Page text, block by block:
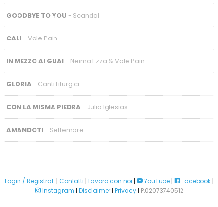
GOODBYE TO YOU - Scandal
CALI- Vale Pain
IN MEZZO AI GUAI- Neima Ezza & Vale Pain
GLORIA - Canti Liturgici
CON LA MISMA PIEDRA - Julio Iglesias
AMANDOTI- Settembre
Login / Registrati | Contatti | Lavora con noi | YouTube| Facebook|
Instagram | Disclaimer| Privacy| P.02073740512